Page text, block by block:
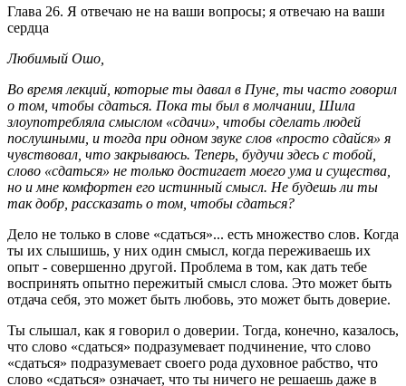
Глава 26. Я отвечаю не на ваши вопросы; я отвечаю на ваши
сердца
Любимый Ошо,
Во время лекций, которые ты давал в Пуне, ты часто говорил
о том, чтобы сдаться. Пока ты был в молчании, Шила
злоупотребляла смыслом «сдачи», чтобы сделать людей
послушными, и тогда при одном звуке слов «просто сдайся» я
чувствовал, что закрываюсь. Теперь, будучи здесь с тобой,
слово «сдаться» не только достигает моего ума и существа,
но и мне комфортен его истинный смысл. Не будешь ли ты
так добр, рассказать о том, чтобы сдаться?
Дело не только в слове «сдаться»... есть множество слов. Когда
ты их слышишь, у них один смысл, когда переживаешь их
опыт - совершенно другой. Проблема в том, как дать тебе
воспринять опытно пережитый смысл слова. Это может быть
отдача себя, это может быть любовь, это может быть доверие.
Ты слышал, как я говорил о доверии. Тогда, конечно, казалось,
что слово «сдаться» подразумевает подчинение, что слово
«сдаться» подразумевает своего рода духовное рабство, что
слово «сдаться» означает, что ты ничего не решаешь даже в